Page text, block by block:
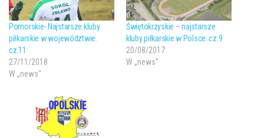
Pomorskie- Najstarsze kluby
piłkarskie w województwie.
cz.11
27/11/2018
W „news"
Świętokrzyskie – najstarsze
kluby piłkarskie w Polsce. cz.9
20/08/2017
W „news"